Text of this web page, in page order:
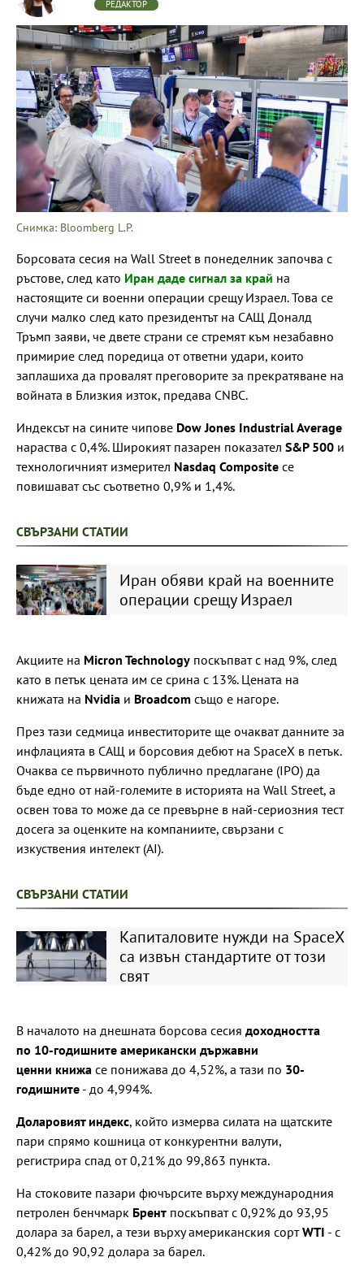
РЕДАКТОР
Снимка: Bloomberg L.P.
Борсовата сесия на Wall Street в понеделник започва с
ръстове, след като Иран даде сигнал за край на
настоящите си военни операции срещу Израел. Това се
случи малко след като президентът на САЩ Доналд
Тръмп заяви, че двете страни се стремят към незабавно
примирие след поредица от ответни удари, които
заплашиха да провалят преговорите за прекратяване на
войната в Близкия изток, предава CNBC.
Индексът на сините чипове Dow Jones Industrial Average
нараства с 0,4%. Широкият пазарен показател S&P 500 и
технологичният измерител Nasdaq Composite се
повишават със съответно 0,9% и 1,4%.
СВЪРЗАНИ СТАТИИ
Иран обяви край на военните
операции срещу Израел
Акциите на Micron Technology поскъпват с над 9%, след
като в петък цената им се срина с 13%. Цената на
книжата на Nvidia и Broadcom също е нагоре.
През тази седмица инвеститорите ще очакват данните за
инфлацията в САЩ и борсовия дебют на SpaceX в петък.
Очаква се първичното публично предлагане (IPO) да
бъде едно от най-големите в историята на Wall Street, а
освен това то може да се превърне в най-сериозния тест
досега за оценките на компаниите, свързани с
изкуствения интелект (AI).
СВЪРЗАНИ СТАТИИ
Капиталовите нужди на SpaceX
са извън стандартите от този
свят
В началото на днешната борсова сесия доходността
по 10-годишните американски държавни
ценни книжа се понижава до 4,52%, а тази по 30-
годишните - до 4,994%.
Доларовият индекс, който измерва силата на щатските
пари спрямо кошница от конкурентни валути,
регистрира спад от 0,21% до 99,863 пункта.
На стоковите пазари фючърсите върху международния
петролен бенчмарк Брент поскъпват с 0,92% до 93,95
долара за барел, а тези върху американския сортWTI - с
0,42% до 90,92 долара за барел.